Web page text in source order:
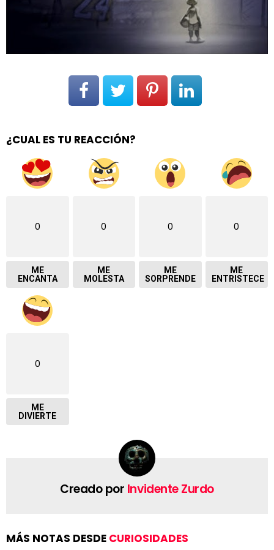
¿CUAL ES TU REACCIÓN?
0
ME
ENCANTA
0
ME
MOLESTA
0
ME
SORPRENDE
0
ME
ENTRISTECE
0
ME
DIVIERTE
Creado por Invidente Zurdo
MÁS NOTAS DESDE CURIOSIDADES